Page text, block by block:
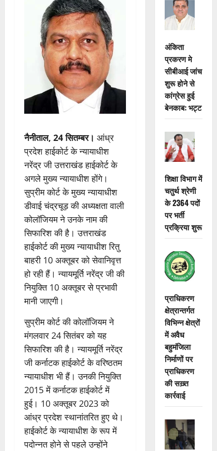
नैनीताल, 24 सितम्बर। आंध्र
प्रदेश हाईकोर्ट के न्यायाधीश
नरेंद्र जी उत्तराखंड हाईकोर्ट के
अगले मुख्य न्यायाधीश हाेंगे।
सुप्रीम कोर्ट के मुख्य न्यायाधीश
डीवाई चंद्रचूड़ की अध्यक्षता वाली
कोलॉजियम ने उनके नाम की
सिफारिश की है। उत्तराखंड
हाईकोर्ट की मुख्य न्यायाधीश रितु
बाहरी 10 अक्तूबर को सेवानिवृत्त
हो रही हैं। न्यायमूर्ति नरेंद्र जी की
नियुक्ति 10 अक्तूबर से प्रभावी
मानी जाएगी।
सुप्रीम कोर्ट की कोलॉजियम ने
मंगलवार 24 सितंबर को यह
सिफारिश की है। न्यायमूर्ति नरेंद्र
जी कर्नाटक हाईकोर्ट के वरिष्ठतम
न्यायाधीश भी हैं। उनकी नियुक्ति
2015 में कर्नाटक हाईकोर्ट में
हुई। 10 अक्तूबर 2023 को
आंध्र प्रदेश स्थानांतरित हुए थे।
हाईकोर्ट के न्यायाधीश के रूप में
पदोन्नत होने से पहले उन्होंने
अंकिता
प्रकरण मे
सीबीआई जांच
शुरू होने से
कांग्रेस हुई
बेनकाब: भट्ट
शिक्षा विभाग में
चतुर्थ श्रेणी
के 2364 पदों
पर भर्ती
प्रक्रिया शुरू
प्राधिकरण
क्षेत्रान्तर्गत
विभिन्न क्षेत्रों
में अवैध
बहुमंजिला
निर्माणों पर
प्राधिकरण
की सख़्त
कार्रवाई